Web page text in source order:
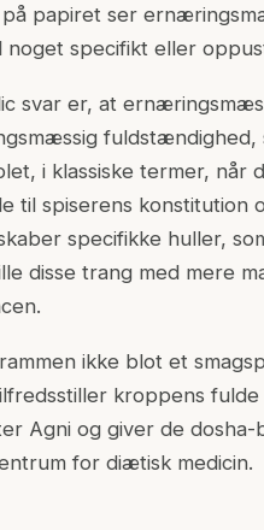
papiret ser
noget specifikt eller
svar er, at
i klassiske termer, når
til spiserens konstitution
specifikke huller,
disse trang med mere
ikke blot et
kroppens
Agni og giver de dosha-
for diætisk medicin.